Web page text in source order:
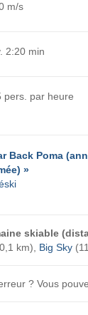
m/s
2:20 min
pers. par heure
Back Poma
»
skiable
km), Big Sky
? Vous